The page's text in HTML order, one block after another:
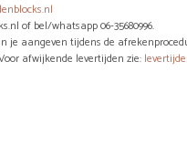
of bel/whatsapp 06-35680996.
je aangeven tijdens de
afwijkende levertijden zie: